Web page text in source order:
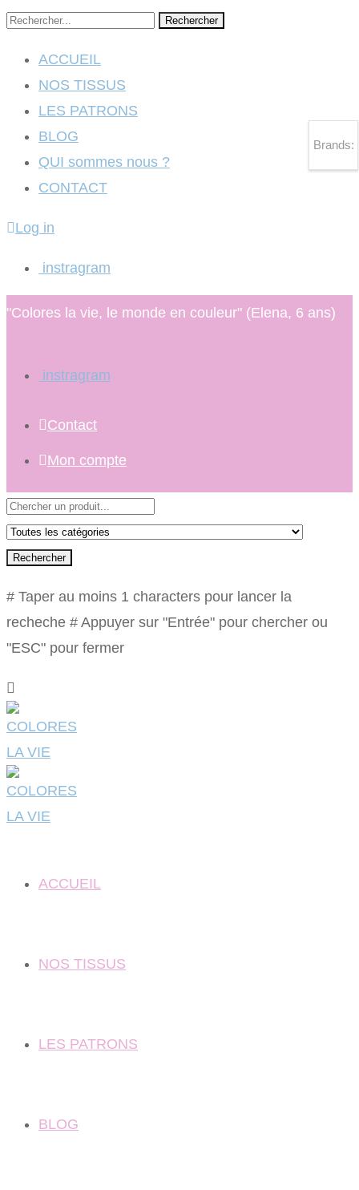
Rechercher
ACCUEIL
NOS TISSUS
LES PATRONS
BLOG
QUI sommes nous ?
CONTACT
Log in
instragram
"Colores la vie, le monde en couleur" (Elena, 6 ans)
instragram
Contact
Mon compte
Rechercher
# Taper au moins 1 characters pour lancer la
recheche # Appuyer sur "Entrée" pour chercher ou
"ESC" pour fermer
ACCUEIL
NOS TISSUS
LES PATRONS
BLOG
Brands: